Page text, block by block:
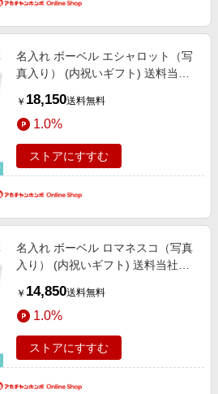
名入れ ボーベル エシャロット（写
真入り） (内祝いギフト) 送料当社
い・お返しギフト 名入れギフト・
顔写真＋名入れギフト
￥ 18,150送料無料
1.0%
ストアにすすむ
名入れ ボーベル ロマネスコ（写真
入り） (内祝いギフト) 送料当社負
お返しギフト 名入れギフト・顔写
真＋名入れギフト
￥ 14,850送料無料
1.0%
ストアにすすむ